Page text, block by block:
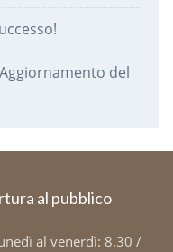
del
al pubblico
al venerdì: 8.30 /